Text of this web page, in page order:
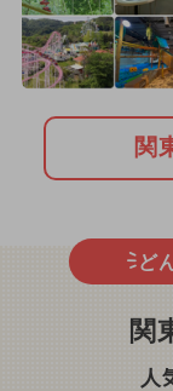
関
ど
関
人